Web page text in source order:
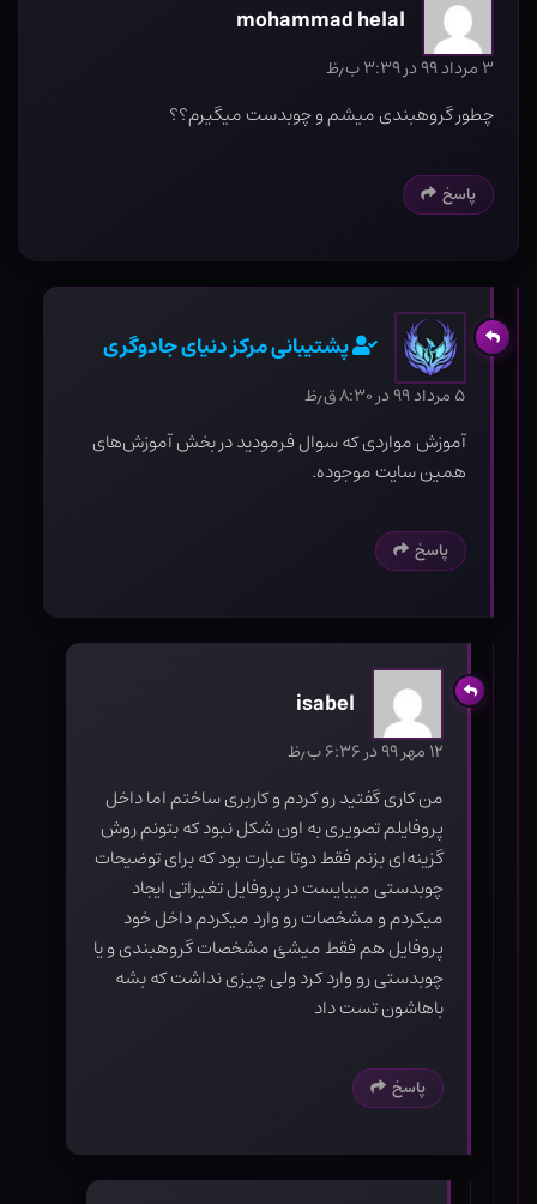
mohammad helal
۳ مرداد ۹۹ در ۳:۳۹ ب٫ظ
چطور گروهبندی میشم و چوبدست میگیرم؟؟
پاسخ
پشتیبانی مرکز دنیای جادوگری
۵ مرداد ۹۹ در ۸:۳۰ ق٫ظ
آموزش مواردی که سوال فرمودید در بخش آموزش‌های
همین سایت موجوده.
پاسخ
isabel
۱۲ مهر ۹۹ در ۶:۳۶ ب٫ظ
من کاری گفتید رو کردم و کاربری ساختم اما داخل
پروفایلم تصویری به اون شکل نبود که بتونم روش
گزینه‌ای بزنم فقط دوتا عبارت بود که برای توضیحات
چوبدستی میبایست در پروفایل تغیراتی ایجاد
میکردم و مشخصات رو وارد میکردم داخل خود
پروفایل هم فقط میشئ مشخصات گروهبندی و یا
چوبدستی رو وارد کرد ولی چیزی نداشت که بشه
باهاشون تست داد
پاسخ